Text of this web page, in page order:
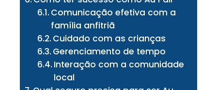
Comunicação efetiva com a
família anfitriã
Cuidado com as crianças
Gerenciamento de tempo
Interação com a comunidade
local